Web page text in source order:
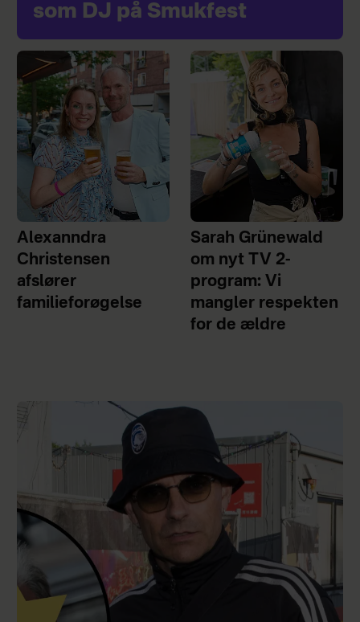
som DJ på Smukfest
Alexanndra
Christensen
afslører
familieforøgelse
Sarah Grünewald
om nyt TV 2-
program: Vi
mangler respekten
for de ældre